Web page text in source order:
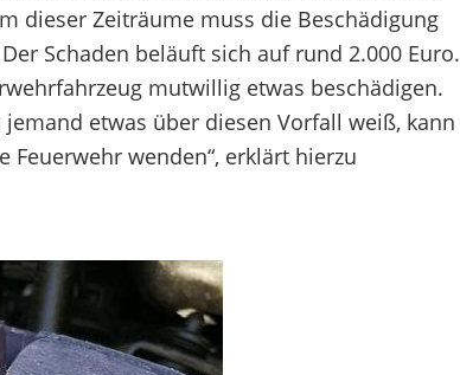
dieser Zeiträume muss die Beschädigung
Schaden beläuft sich auf rund 2.000 Euro.
mutwillig etwas beschädigen.
etwas über diesen Vorfall weiß, kann
wenden“, erklärt hierzu